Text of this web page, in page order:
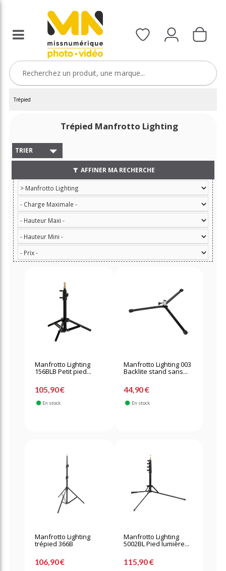
Trépied
Trépied Manfrotto Lighting
TRIER
AFFINER MA RECHERCHE
Manfrotto Lighting
156BLB Petit pied...
105,90 €
En stock
Manfrotto Lighting 003
Backlite stand sans...
44,90 €
En stock
Manfrotto Lighting
trépied 366B
106,90 €
Manfrotto Lighting
5002BL Pied lumière...
115,90 €